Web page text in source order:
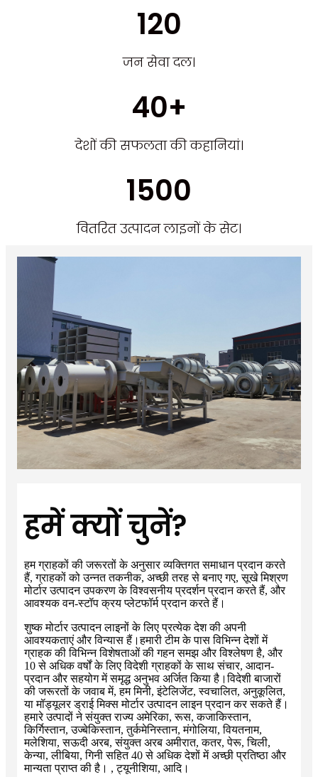
120
जन सेवा दल।
40+
देशों की सफलता की कहानियां।
1500
वितरित उत्पादन लाइनों के सेट।
हमें क्यों चुनें?
हम ग्राहकों की जरूरतों के अनुसार व्यक्तिगत समाधान प्रदान करते
हैं, ग्राहकों को उन्नत तकनीक, अच्छी तरह से बनाए गए, सूखे मिश्रण
मोर्टार उत्पादन उपकरण के विश्वसनीय प्रदर्शन प्रदान करते हैं, और
आवश्यक वन-स्टॉप क्रय प्लेटफॉर्म प्रदान करते हैं।
शुष्क मोर्टार उत्पादन लाइनों के लिए प्रत्येक देश की अपनी
आवश्यकताएं और विन्यास हैं।हमारी टीम के पास विभिन्न देशों में
ग्राहक की विभिन्न विशेषताओं की गहन समझ और विश्लेषण है, और
10 से अधिक वर्षों के लिए विदेशी ग्राहकों के साथ संचार, आदान-
प्रदान और सहयोग में समृद्ध अनुभव अर्जित किया है।विदेशी बाजारों
की जरूरतों के जवाब में, हम मिनी, इंटेलिजेंट, स्वचालित, अनुकूलित,
या मॉड्यूलर ड्राई मिक्स मोर्टार उत्पादन लाइन प्रदान कर सकते हैं।
हमारे उत्पादों ने संयुक्त राज्य अमेरिका, रूस, कजाकिस्तान,
किर्गिस्तान, उज्बेकिस्तान, तुर्कमेनिस्तान, मंगोलिया, वियतनाम,
मलेशिया, सऊदी अरब, संयुक्त अरब अमीरात, कतर, पेरू, चिली,
केन्या, लीबिया, गिनी सहित 40 से अधिक देशों में अच्छी प्रतिष्ठा और
मान्यता प्राप्त की है। , ट्यूनीशिया, आदि।